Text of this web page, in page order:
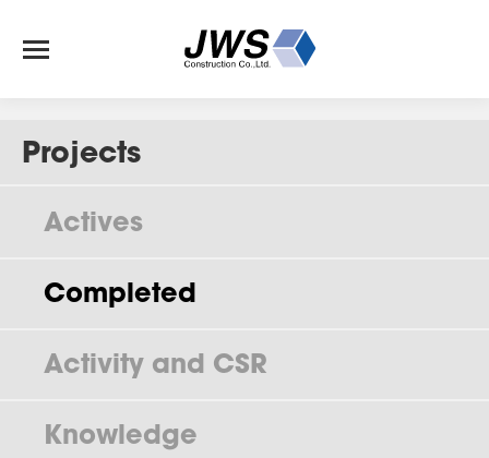
Projects
Actives
Completed
Activity and CSR
Knowledge